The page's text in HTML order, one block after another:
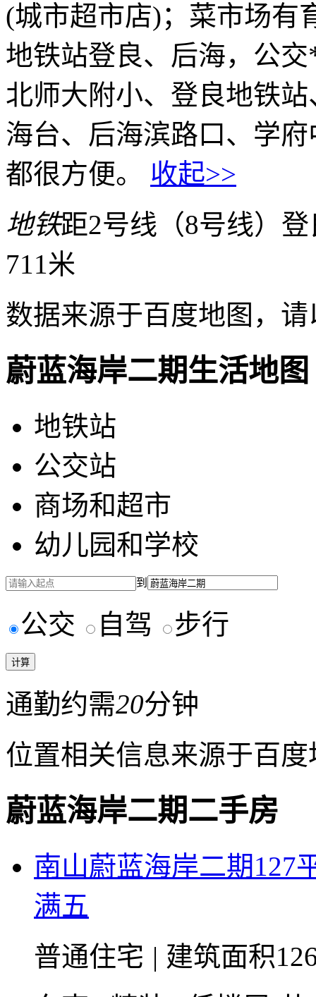
(城市超市店)；菜市场有
地铁站登良、后海，公
北师大附小、登良地铁
海台、后海滨路口、学
都很方便。 收起>>
地铁距2号线（8号线）登
711米
数据来源于百度地图，
蔚蓝海岸二期生活地图
地铁站
公交站
商场和超市
幼儿园和学校
到
公交 自驾 步行
通勤约需20分钟
位置相关信息来源于百
蔚蓝海岸二期二手房
南山蔚蓝海岸二期127
满五
普通住宅 | 建筑面积